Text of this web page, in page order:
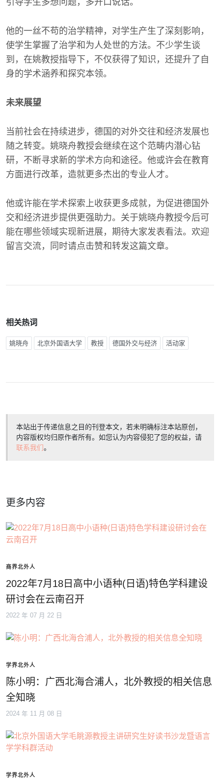
引导学生多想问题，多开口说话。
他的一丝不苟的治学精神，对学生产生了深刻影响，
使学生掌握了治学和为人处世的方法。不少学生谈
到，在姚教授指导下，不仅获得了知识，还提升了自
身的学术涵养和探究本领。
未来展望
当前社会在持续进步，德国的对外交往和经济发展也
随之转变。姚晓舟教授会继续在这个范畴内潜心钻
研，不断寻求新的学术方向和途径。他或许会在教育
方面进行改革，造就更多杰出的专业人才。
他或许能在学术探索上收获更多成就，为促进德国外
交和经济进步提供更强助力。关于姚晓舟教授今后可
能在哪些领域实现新进展，期待大家发表看法。欢迎
留言交流，同时请点击赞和转发这篇文章。
相关热词
姚晓舟 北京外国语大学 教授 德国外交与经济 活动家
本站出于传递信息之目的刊登本文，若未明确标注本站原创，
内容版权均归原作者所有。如您认为内容侵犯了您的权益，请
联系我们。
更多内容
商界北外人
2022年7月18日高中小语种(日语)特色学科建设
研讨会在云南召开
2022 年 07 月 22 日
学界北外人
陈小明：广西北海合浦人，北外教授的相关信息
全知晓
2024 年 11 月 08 日
学界北外人